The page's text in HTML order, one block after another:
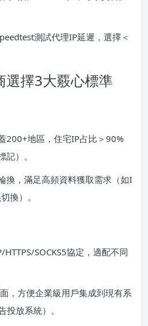
測試代理IP延遲，選擇＜
選擇3大覈心標準
200+地區，住宅IP占比＞90%
記）。
換，滿足高頻資料獲取需求（如I
換）。
SOCKS5協定，適配不同
，方便企業級用戶集成到現有系
投放系統）。